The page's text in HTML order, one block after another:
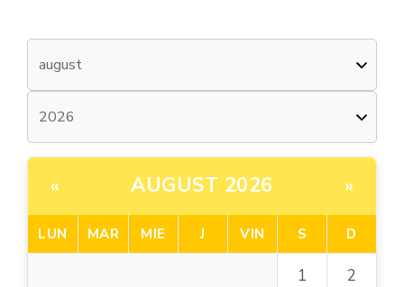
« AUGUST 2026 »
LUN MAR MIE J VIN S D
1 2